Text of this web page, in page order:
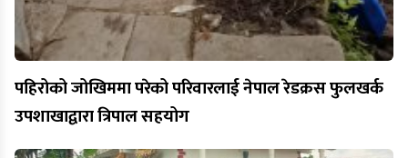
पहिरोको जोखिममा परेको परिवारलाई नेपाल रेडक्रस फुलखर्क
उपशाखाद्वारा त्रिपाल सहयोग